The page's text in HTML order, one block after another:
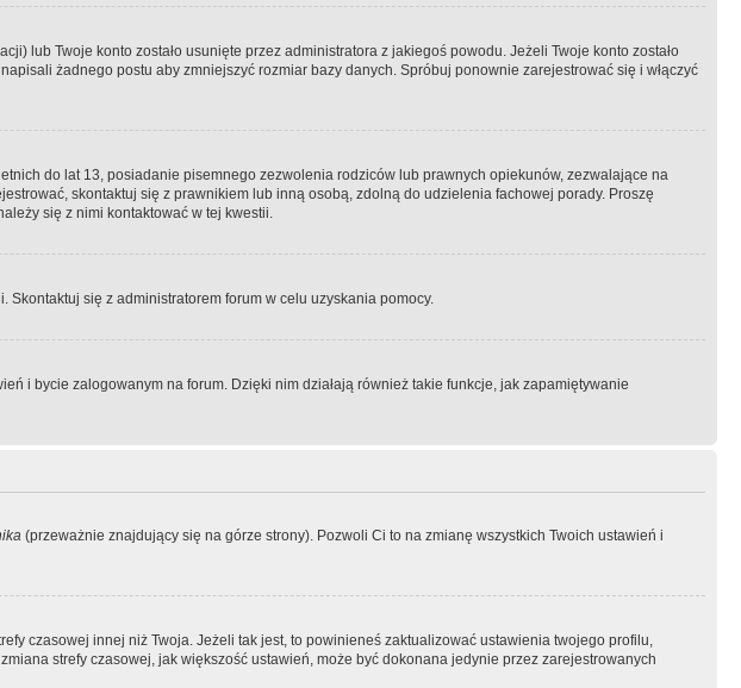
lub Twoje konto zostało usunięte przez administratora z jakiegoś powodu. Jeżeli Twoje konto zostało
żadnego postu aby zmniejszyć rozmiar bazy danych. Spróbuj ponownie zarejestrować się i włączyć
do lat 13, posiadanie pisemnego zezwolenia rodziców lub prawnych opiekunów, zezwalające na
skontaktuj się z prawnikiem lub inną osobą, zdolną do udzielenia fachowej porady. Proszę
się z nimi kontaktować w tej kwestii.
Skontaktuj się z administratorem forum w celu uzyskania pomocy.
i bycie zalogowanym na forum. Dzięki nim działają również takie funkcje, jak zapamiętywanie
(przeważnie znajdujący się na górze strony). Pozwoli Ci to na zmianę wszystkich Twoich ustawień i
czasowej innej niż Twoja. Jeżeli tak jest, to powinieneś zaktualizować ustawienia twojego profilu,
strefy czasowej, jak większość ustawień, może być dokonana jedynie przez zarejestrowanych